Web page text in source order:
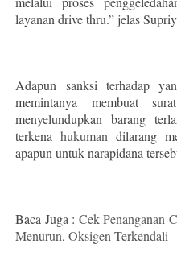
layanan drive thru.” jelas
Adapun sanksi terhadap
memintanya membuat
menyelundupkan barang
terkenahukuman dilarang
apapun untuk narapidana
Baca Juga : Cek Penanganan
Menurun, Oksigen Terkendali